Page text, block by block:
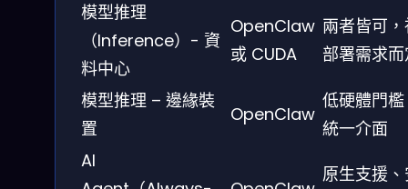
模型推理
（Inference）- 資
料中心
OpenClaw
或 CUDA
兩者皆可
部署需求
模型推理 – 邊緣裝
置
OpenClaw
低硬體門
統一介面
AI
原生支援